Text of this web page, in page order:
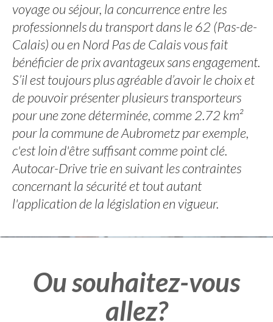
voyage ou séjour, la concurrence entre les
professionnels du transport dans le 62 (Pas-de-
Calais) ou en Nord Pas de Calais vous fait
bénéficier de prix avantageux sans engagement.
S’il est toujours plus agréable d’avoir le choix et
de pouvoir présenter plusieurs transporteurs
pour une zone déterminée, comme 2.72 km²
pour la commune de Aubrometz par exemple,
c'est loin d'être suffisant comme point clé.
Autocar-Drive trie en suivant les contraintes
concernant la sécurité et tout autant
l'application de la législation en vigueur.
Ou souhaitez-vous
allez?